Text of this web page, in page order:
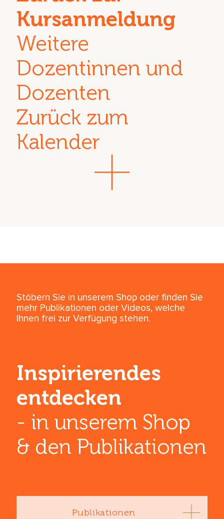
Kursanmeldung
Weitere
Dozentinnen und
Dozenten
Zurück zum
Kalender
Stöbern Sie in unserem Shop oder finden Sie
mehr Publikationen oder Videos, welche
Ihnen frei zur Verfügung stehen.
Inspirierendes
entdecken
- in unserem Shop
& den ­Publikationen
Publikationen